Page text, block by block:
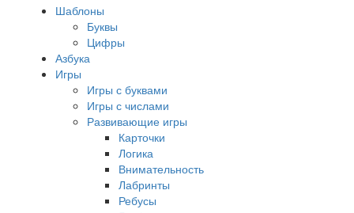
Шаблоны
Буквы
Цифры
Азбука
Игры
Игры с буквами
Игры с числами
Развивающие игры
Карточки
Логика
Внимательность
Лабринты
Ребусы